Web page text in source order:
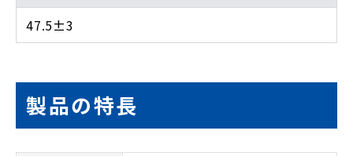
47.5±3
製品の特長